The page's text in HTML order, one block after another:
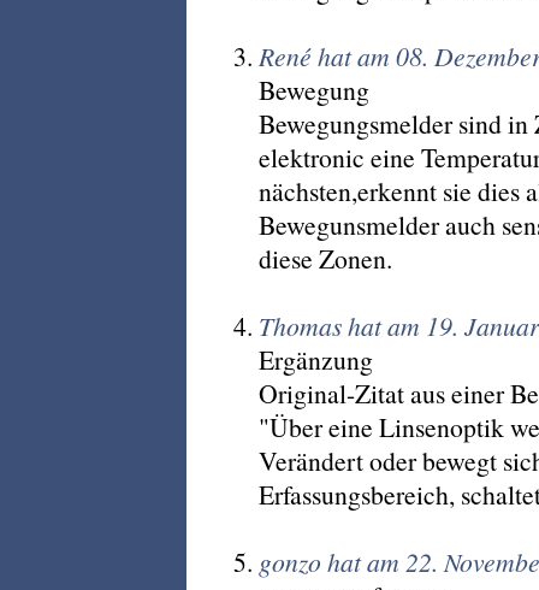
René hat am 08.
Bewegung
Bewegungsmelder sind
elektronic eine
nächsten,erkennt sie dies
Bewegunsmelder auch
diese Zonen.
Thomas hat am 19.
Ergänzung
Original-Zitat aus einer
"Über eine Linsenoptik
Verändert oder bewegt
Erfassungsbereich,
gonzo hat am 22.